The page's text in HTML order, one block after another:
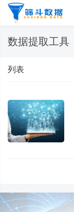
数据提取工具
列表